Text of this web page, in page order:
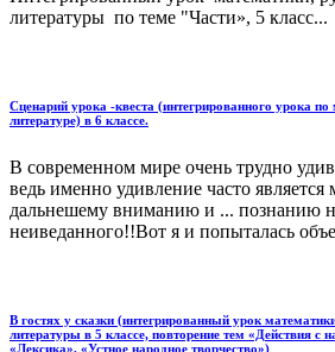
литературы по теме "Части», 5 класс...
Сценарий урока -квеста (интегрированного урока
литературе) в 6 классе.
В современном мире очень трудно
ведь именно удивление часто
дальнешему вниманию и ... познанию
неиведанного!!Вот я и попыталась
В гостях у сказки (интегрированный урок
литературы в 5 классе, повторение тем «Действия с
«Лексика», «Устное народное творчество»)